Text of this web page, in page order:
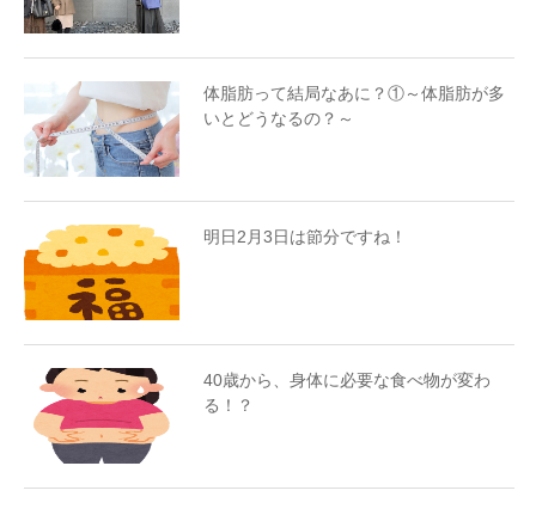
体脂肪って結局なあに？①～体脂肪が多
いとどうなるの？～
明日2月3日は節分ですね！
40歳から、身体に必要な食べ物が変わ
る！？